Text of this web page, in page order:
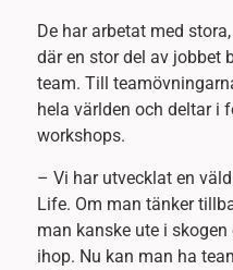
De har arbetat med
där en stor del av jobbet
team. Till
hela världen och deltar i
workshops.
– Vi har utvecklat en
Life. Om man tänker
man kanske ute i
ihop. Nu kan man ha